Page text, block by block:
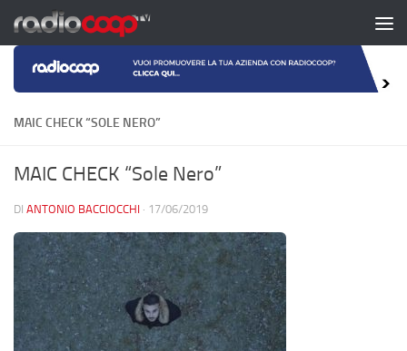
Salta al contenuto
MAIC CHECK “SOLE NERO”
MAIC CHECK “Sole Nero”
DI ANTONIO BACCIOCCHI · 17/06/2019